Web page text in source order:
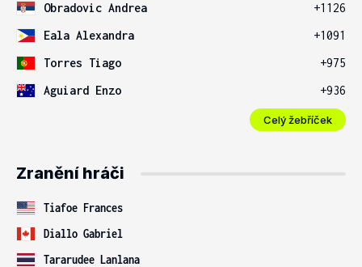
Obradovic Andrea
+1126
Eala Alexandra
+1091
Torres Tiago
+975
Aguiard Enzo
+936
Celý žebříček
Zranění hráči
Tiafoe Frances
Diallo Gabriel
Tararudee Lanlana